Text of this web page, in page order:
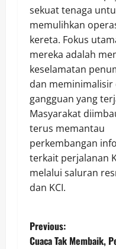
sekuat tenaga
memulihkan
kereta. Fokus
mereka adalah
keselamatan
dan meminimalisir
gangguan yang
Masyarakat
terus memantau
perkembangan
terkait perjalanan
melalui saluran
dan KCI.
P
Previous:
Cuaca Tak Membaik,